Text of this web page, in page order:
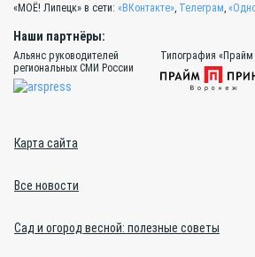
«МОЁ! Липецк» в сети: «ВКонтакте», Телеграм,
Наши партнёры:
Альянс руководителей
региональных СМИ России
Типография
Карта сайта
Все новости
Сад и огород весной: полезные советы